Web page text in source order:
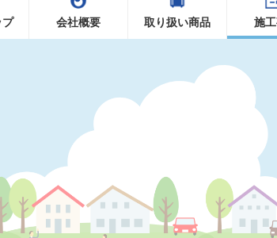
会社概要 取り扱い商品 施